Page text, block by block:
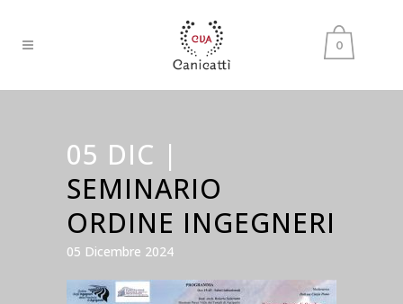
0
05 DIC |
SEMINARIO
ORDINE INGEGNERI
05 Dicembre 2024